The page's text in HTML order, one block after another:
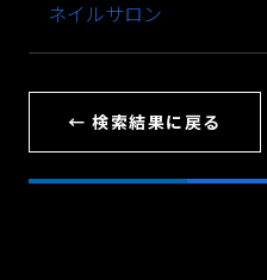
ネイルサロン
← 検索結果に戻る